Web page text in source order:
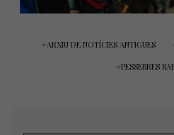
ARXIU DE NOTÍCIES ANTIGUES
PESSEBRES